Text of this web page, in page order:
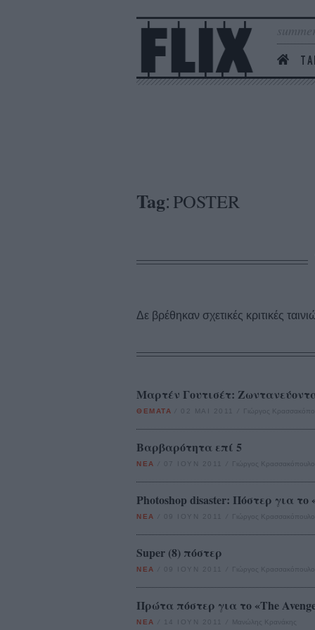
Tag: POSTER
Δε βρέθηκαν σχετικές κριτικές
Μαρτέν Γουτισέτ:
ΘΕΜΑΤΑ 02 ΜΑΙ 2011 Γιώργος
Βαρβαρότητα επί 5
ΝΕΑ 07 ΙΟΥΝ 2011 Γιώργος Κρασσακόπουλος
Photoshop disaster: Πόστερ για το
ΝΕΑ 09 ΙΟΥΝ 2011 Γιώργος Κρασσακόπουλος
Super (8) πόστερ
ΝΕΑ 09 ΙΟΥΝ 2011 Γιώργος Κρασσακόπουλος
Πρώτα πόστερ για το «Τhe
ΝΕΑ 14 ΙΟΥΝ 2011 Μανώλης Κρανάκης